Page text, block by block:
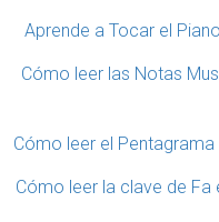
Aprende a Tocar el
Cómo leer las Notas
Cómo leer el
Cómo leer la clave de Fa